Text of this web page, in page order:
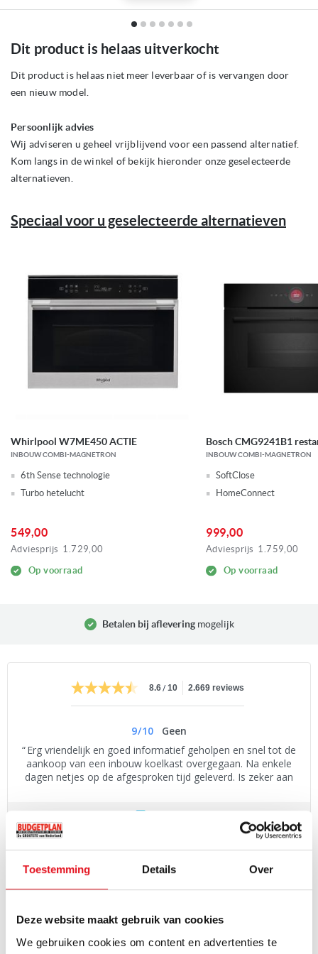
Toestemming Details Over
Deze website maakt gebruik van cookies
We gebruiken cookies om content en advertenties te
naar
begin
van
Dit product is helaas uitverkocht
Dit product is helaas niet meer leverbaar of is vervangen door
een nieuw model.
Persoonlijk advies
Wij adviseren u geheel vrijblijvend voor een passend alternatief.
Kom langs in de winkel of bekijk hieronder onze geselecteerde
alternatieven.
Speciaal voor u geselecteerde alternatieven
Whirlpool W7ME450 ACTIE
INBOUW COMBI-MAGNETRON
6th Sense technologie
Turbo hetelucht
549,00
Adviesprijs 1.729,00
Op voorraad
Bosch CMG9241B1
INBOUW COMBI-MAGNETRON
SoftClose
HomeConnect
999,00
Adviesprijs 1.759,00
Op voorraad
Betalen bij aflevering mogelijk
8.6/ 10 2.669 reviews
9/10
Geen
Erg vriendelijk en goed informatief geholpen en snel tot de
aankoop van een inbouw koelkast overgegaan. Na enkele
dagen netjes op de afgesproken tijd geleverd. Is zeker aan
PRODUCTOMSCHRIJVING
De 45 cm hoge Atag CX4592C is een inbouw combimagnetron
inbouw combi-magnetron als een volwaardige compacte
inbouwoven met magnetron kunt gebruiken! Daarnaast is deze